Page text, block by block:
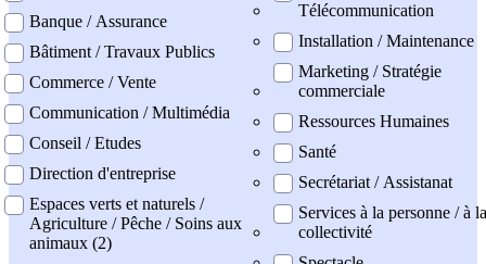
Banque / Assurance
Bâtiment / Travaux Publics
Commerce / Vente
Communication / Multimédia
Conseil / Etudes
Direction d'entreprise
Espaces verts et naturels /
Agriculture / Pêche / Soins aux
animaux (2)
Télécommunication
Installation / Maintenance
Marketing / Stratégie
commerciale
Ressources Humaines
Santé
Secrétariat / Assistanat
Services à la personne / à la
collectivité